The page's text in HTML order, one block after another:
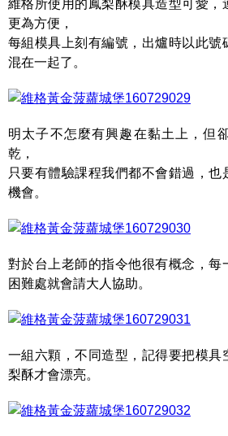
維格所使用的鳳梨酥模具造型可愛，
更為方便，
每組模具上刻有編號，出爐時以此號
混在一起了。
明太子不怎麼有興趣在黏土上，但
乾，
只要有體驗課程我們都不會錯過，也
機會。
對於台上老師的指令他很有概念，每
困難處就會請大人協助。
一組六顆，不同造型，記得要把模具
梨酥才會漂亮。